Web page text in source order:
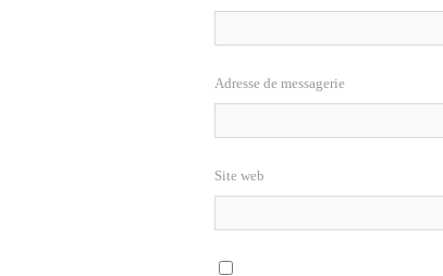
Adresse de messagerie
Site web